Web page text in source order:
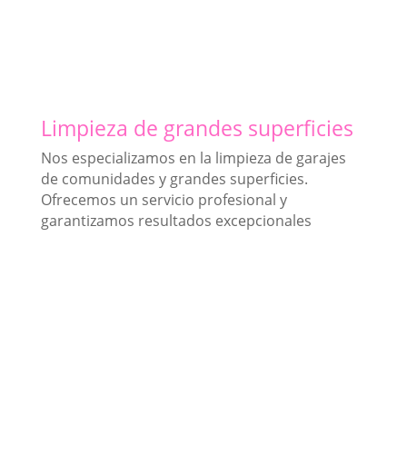
Limpieza de grandes superficies
Nos especializamos en la limpieza de garajes
de comunidades y grandes superficies.
Ofrecemos un servicio profesional y
garantizamos resultados excepcionales